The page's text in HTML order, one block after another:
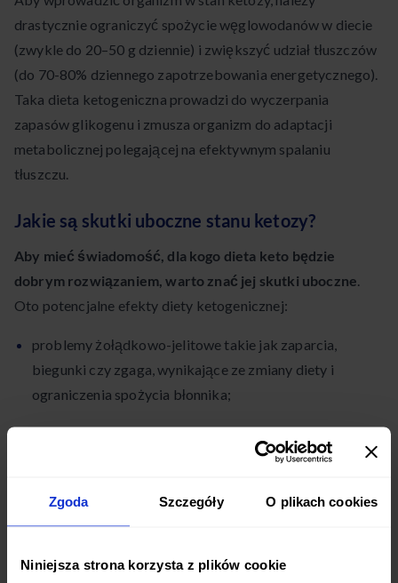
Zgoda Szczegóły O plikach cookies
Niniejsza strona korzysta z plików cookie
drastycznie ograniczyć spożycie węglowodanów w diecie
(zwykle do 20–50 g dziennie) i zwiększyć udział tłuszczów
(do 70-80% dziennego zapotrzebowania energetycznego).
Taka dieta ketogeniczna prowadzi do wyczerpania
zapasów glikogenu i zmusza organizm do adaptacji
metabolicznej polegającej na efektywnym spalaniu
tłuszczu.
Jakie są skutki uboczne stanu ketozy?
Aby mieć świadomość, dla kogo dieta keto będzie
dobrym rozwiązaniem, warto znać jej skutki uboczne
Oto potencjalne efekty diety ketogenicznej:
problemy żołądkowo-jelitowe takie jak zaparcia,
biegunki czy zgaga, wynikające ze zmiany diety i
ograniczenia spożycia błonnika;
niedobory składników odżywczych, w tym witamin,
minerałów i błonnika, co może prowadzić do poważnych
początkowe uczucie zmęczenia, ból głowy, nudności, a
wynikające z adaptacji organizmu do spalania tłuszczu